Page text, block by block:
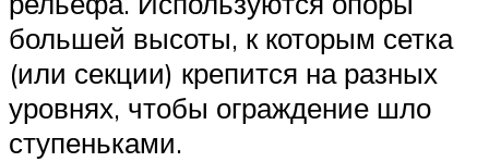
большей высоты, к которым сетка
(или секции) крепится на разных
уровнях, чтобы ограждение шло
ступеньками.